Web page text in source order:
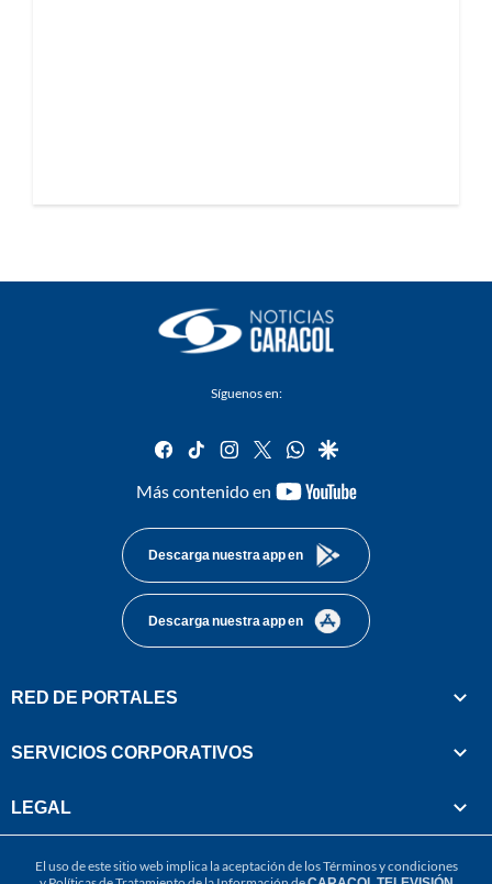
Síguenos en:
facebook
tiktok instagram
twitterwhatsapp
google
Más contenido en
youtube-
Descarga nuestra app en
Descarga nuestra app en
RED DE PORTALES
SERVICIOS CORPORATIVOS
LEGAL
El uso de este sitio web implica la aceptación de losTérminos y condiciones